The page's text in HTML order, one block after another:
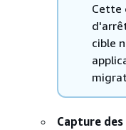
Cette
cible
Capture